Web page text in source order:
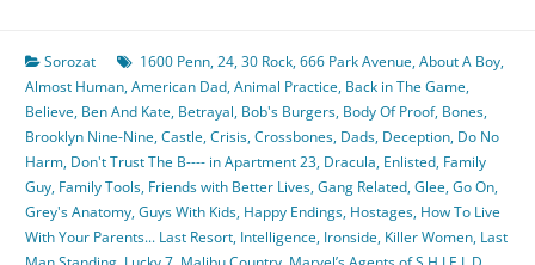
Sorozat 1600 Penn,24,30 Rock,666 Park Avenue,About A Boy,
Almost Human,American Dad,Animal Practice, Back in The Game,
Believe, Ben And Kate, Betrayal, Bob's Burgers, Body Of Proof, Bones,
Brooklyn Nine-Nine,Castle,Crisis,Crossbones, Dads, Deception, Do No
Harm, Don't Trust The B---- in Apartment 23, Dracula, Enlisted, Family
Guy, Family Tools, Friends with Better Lives,Gang Related,Glee,Go On,
Grey's Anatomy,Guys With Kids, Happy Endings, Hostages, How To Live
With Your Parents... Last Resort, Intelligence, Ironside, Killer Women, Last